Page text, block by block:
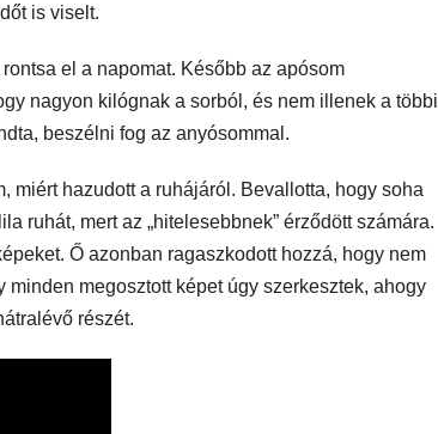
is viselt.
el a napomat. Később az apósom
nagyon kilógnak a sorból, és nem illenek a többi
beszélni fog az anyósommal.
miért hazudott a ruhájáról. Bevallotta, hogy soha
ruhát, mert az „hitelesebbnek” érződött számára.
Ő azonban ragaszkodott hozzá, hogy nem
megosztott képet úgy szerkesztek, ahogy
részét.